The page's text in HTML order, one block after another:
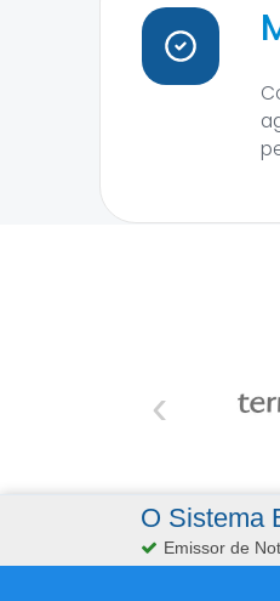
‹
O Sistema
Emissor de